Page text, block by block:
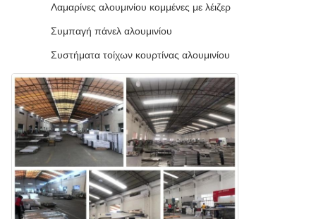
Λαμαρίνες αλουμινίου κομμένες με λέιζερ
Συμπαγή πάνελ αλουμινίου
Συστήματα τοίχων κουρτίνας αλουμινίου